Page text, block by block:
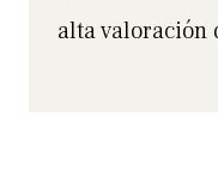
alta valoración